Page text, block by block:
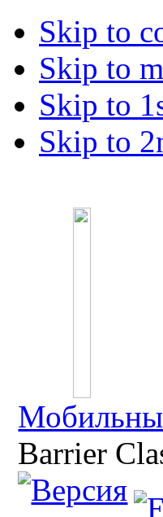
Skip to
Skip to
Skip to
Skip to
Barrier